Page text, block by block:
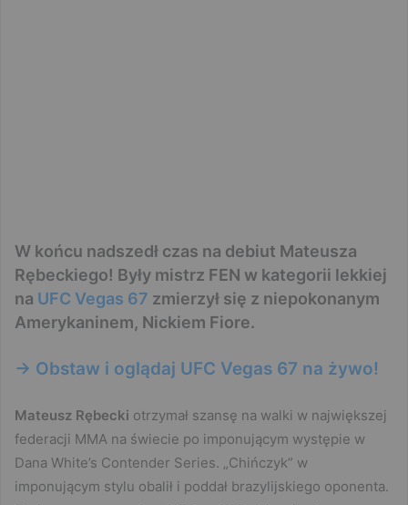
W końcu nadszedł czas na debiut Mateusza
Rębeckiego! Były mistrz FEN w kategorii lekkiej
na UFC Vegas 67 zmierzył się z niepokonanym
Amerykaninem, Nickiem Fiore.
-> Obstaw i oglądaj UFC Vegas 67 na żywo!
Mateusz Rębecki otrzymał szansę na walki w największej
federacji MMA na świecie po imponującym występie w
Dana White’s Contender Series. „Chińczyk” w
imponującym stylu obalił i poddał brazylijskiego oponenta.